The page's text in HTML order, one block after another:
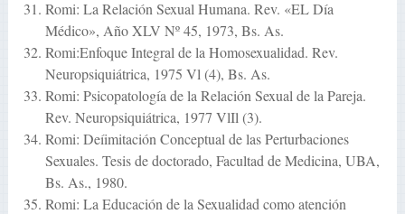
Romi: La Relación Sexual Humana. Rev. «EL Día
Médico», Año XLV Nº 45, 1973, Bs. As.
Romi:Enfoque Integral de la Homosexualidad. Rev.
Neuropsiquiátrica, 1975 Vl (4), Bs. As.
Romi: Psicopatología de la Relación Sexual de la Pareja.
Rev. Neuropsiquiátrica, 1977 VlIl (3).
Romi: Deíimitación Conceptual de las Perturbaciones
Sexuales. Tesis de doctorado, Facultad de Medicina, UBA,
Bs. As., 1980.
Romi: La Educación de la Sexualidad como atención